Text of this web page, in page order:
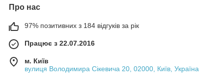
Про нас
97% позитивних з 184 відгуків за рік
Працює з 22.07.2016
м. Київ
вулиця Володимира Сікевича 20, 02000, Київ, Україна